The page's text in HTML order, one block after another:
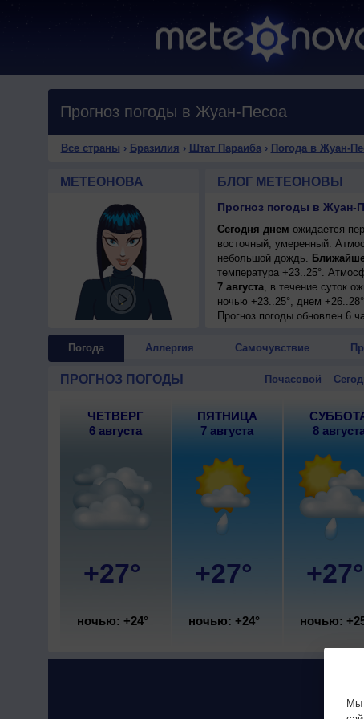
Прогноз погоды в Жуан-Песоа
Все страны › Бразилия › Штат Параиба› Погода в Жуан-
МЕТЕОНОВА БЛОГ МЕТЕОНОВЫ
Прогноз погоды в Жуан-
Сегодня днем ожидается
восточный, умеренный.
небольшой дождь.
температура +23..25°.
7 августа, в течение суток
ночью +23..25°, днем
8 августа, ожидается
9 августа, в течение суток
10 августа, ожидается
днем +25..27°, ветер юго-
Прогноз погоды обновлен 6
Погода Аллергия Самочувствие
ПРОГНОЗ ПОГОДЫ Почасовой
ЧЕТВЕРГ
6 августа
+27°
ночью: +24°
ПЯТНИЦА
7 августа
+27°
ночью: +24°
8
+27°
ночью:
Мы